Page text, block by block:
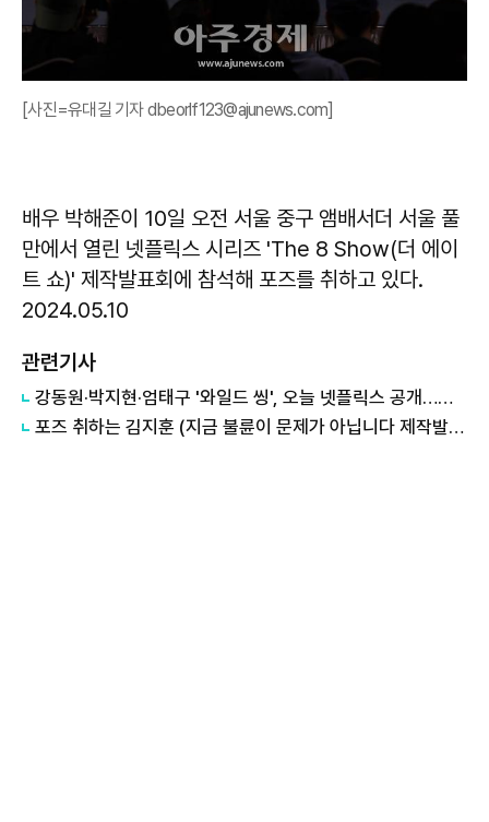
[사진=유대길 기자 dbeorlf123@ajunews.com]
배우 박해준이 10일 오전 서울 중구 앰배서더 서울 풀
만에서 열린 넷플릭스 시리즈 'The 8 Show(더 에이
트 쇼)' 제작발표회에 참석해 포즈를 취하고 있다.
2024.05.10
관련기사
강동원·박지현·엄태구 '와일드 씽', 오늘 넷플릭스 공개…전 세계 시청자 만난다
포즈 취하는 김지훈 (지금 불륜이 문제가 아닙니다 제작발표회)